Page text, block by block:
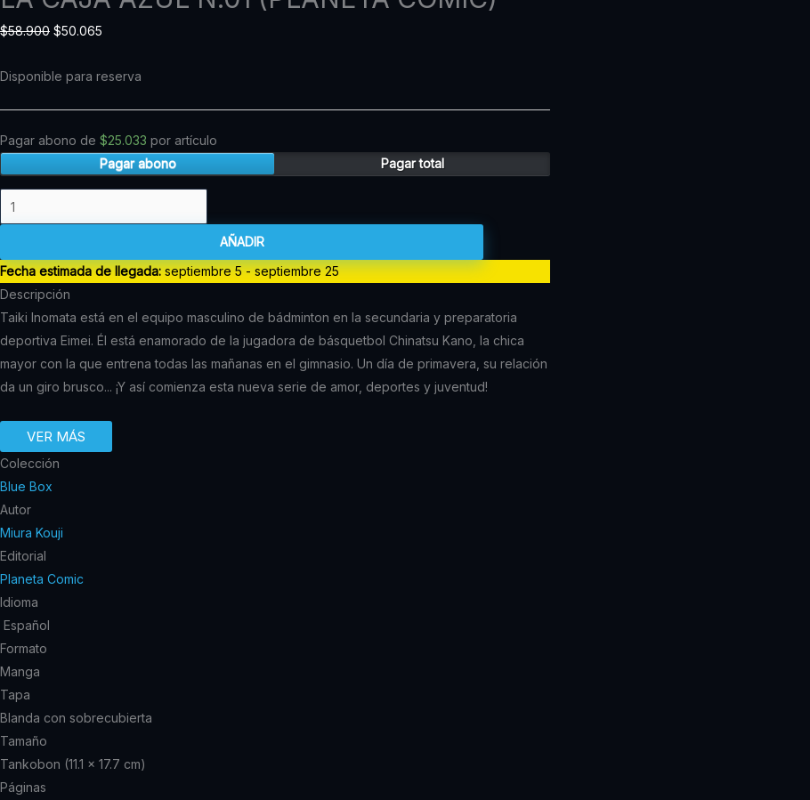
$58.900 era:
$50.065
Disponible para reserva
Pagar abono de $25.033 por artículo
Pagar abono
Pagar total
N.01
COMIC)
cantidad
AÑADIR
Fecha estimada de llegada:septiembre 5 - septiembre 25
Descripción
Taiki Inomata está en el equipo masculino de bádminton en la secundaria y preparatoria
deportiva Eimei. Él está enamorado de la jugadora de básquetbol Chinatsu Kano, la chica
mayor con la que entrena todas las mañanas en el gimnasio. Un día de primavera, su relación
da un giro brusco... ¡Y así comienza esta nueva serie de amor, deportes y juventud!
VER MÁS
Colección
Blue Box
Autor
Miura Kouji
Editorial
Planeta Comic
Idioma
Español
Formato
Manga
Tapa
Blanda con sobrecubierta
Tamaño
Tankobon (11.1 x 17.7 cm)
Páginas
era:
es:
era:
es:
era:
era:
era:
es:
era:
es:
era:
es:
era:
es:
era:
es:
era:
es: